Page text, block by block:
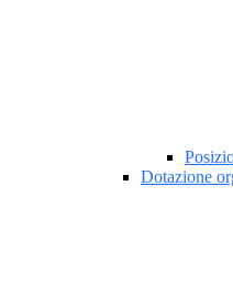
Dotazione